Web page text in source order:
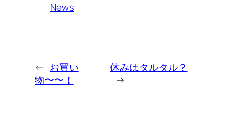
News
← お買い
物〜〜！
休みはタルタル？
→